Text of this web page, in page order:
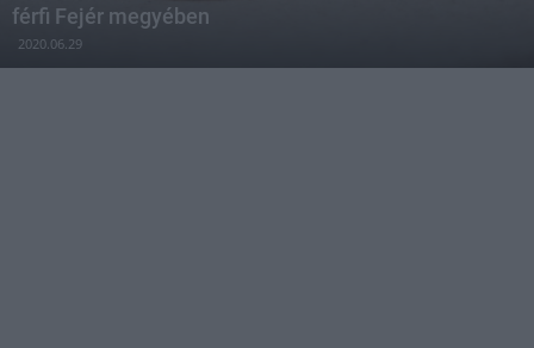
férfi Fejér megyében
2020.06.29